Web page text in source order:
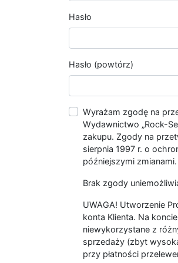
Hasło
Hasło (powtórz)
Wyrażam zgodę na
Wydawnictwo „Rock-
zakupu. Zgody na
sierpnia 1997 r. o
późniejszymi zmianami.
Brak zgody
UWAGA! Utworzenie
konta Klienta. Na
niewykorzystane z
sprzedaży (zbyt
przy płatności